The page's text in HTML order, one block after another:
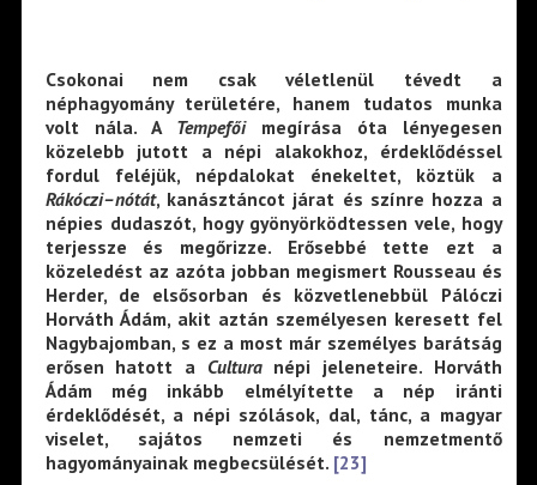
Csokonai nem csak véletlenül tévedt a
néphagyomány területére, hanem tudatos munka
volt nála. A Tempefőimegírása óta lényegesen
közelebb jutott a népi alakokhoz, érdeklődéssel
fordul feléjük, népdalokat énekeltet, köztük a
Rákóczi–nótát, kanásztáncot járat és színre hozza a
népies dudaszót, hogy gyönyörködtessen vele, hogy
terjessze és megőrizze. Erősebbé tette ezt a
közeledést az azóta jobban megismert Rousseau és
Herder, de elsősorban és közvetlenebbül Pálóczi
Horváth Ádám, akit aztán személyesen keresett fel
Nagybajomban, s ez a most már személyes barátság
erősen hatott a Culturanépi jeleneteire. Horváth
Ádám még inkább elmélyítette a nép iránti
érdeklődését, a népi szólások, dal, tánc, a magyar
viselet, sajátos nemzeti és nemzetmentő
hagyományainak megbecsülését. [23]